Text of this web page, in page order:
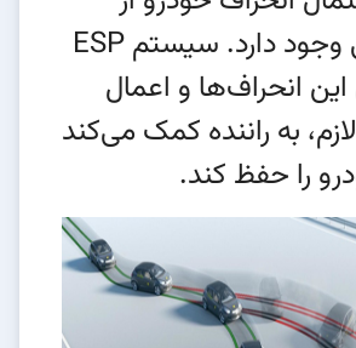
مسیر اصلی وجود دارد. سیستم ESP
انحراف‌ها و اعمال
به راننده کمک می‌کند
را حفظ کند.